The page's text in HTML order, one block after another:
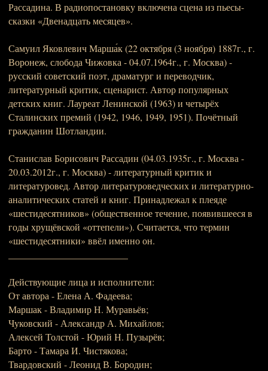
Рассадина. В радиопостановку включена сцена из пьесы-
сказки «Двенадцать месяцев».
Самуил Яковлевич Марша́к (22 октября (3 ноября) 1887г., г.
Воронеж, слобода Чижовка - 04.07.1964г., г. Москва) -
русский советский поэт, драматург и переводчик,
литературный критик, сценарист. Автор популярных
детских книг. Лауреат Ленинской (1963) и четырёх
Сталинских премий (1942, 1946, 1949, 1951). Почётный
гражданин Шотландии.
Станислав Борисович Рассадин (04.03.1935г., г. Москва -
20.03.2012г., г. Москва) - литературный критик и
литературовед. Автор литературоведческих и литературно-
аналитических статей и книг. Принадлежал к плеяде
«шестидесятников» (общественное течение, появившееся в
годы хрущёвской «оттепели»). Считается, что термин
«шестидесятники» ввёл именно он.
Действующие лица и исполнители:
От автора - Елена А. Фадеева;
Маршак - Владимир Н. Муравьёв;
Чуковский - Александр А. Михайлов;
Алексей Толстой - Юрий Н. Пузырёв;
Барто - Тамара И. Чистякова;
Твардовский - Леонид В. Бородин;